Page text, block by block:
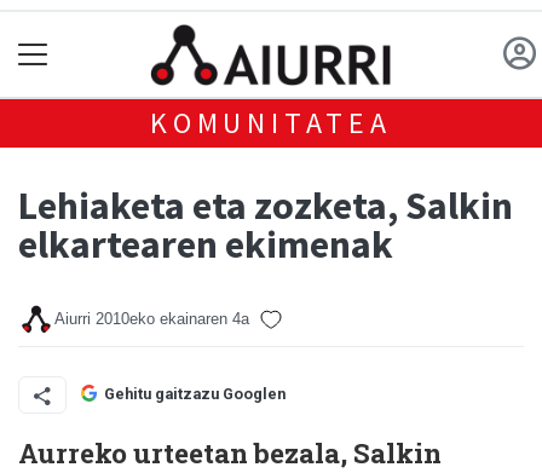
KOMUNITATEA
Lehiaketa eta zozketa, Salkin
elkartearen ekimenak
Aiurri 2010eko ekainaren 4a
Gehitu gaitzazu Googlen
Aurreko urteetan bezala, Salkin